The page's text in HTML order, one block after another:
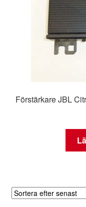
Förstärkare JBL